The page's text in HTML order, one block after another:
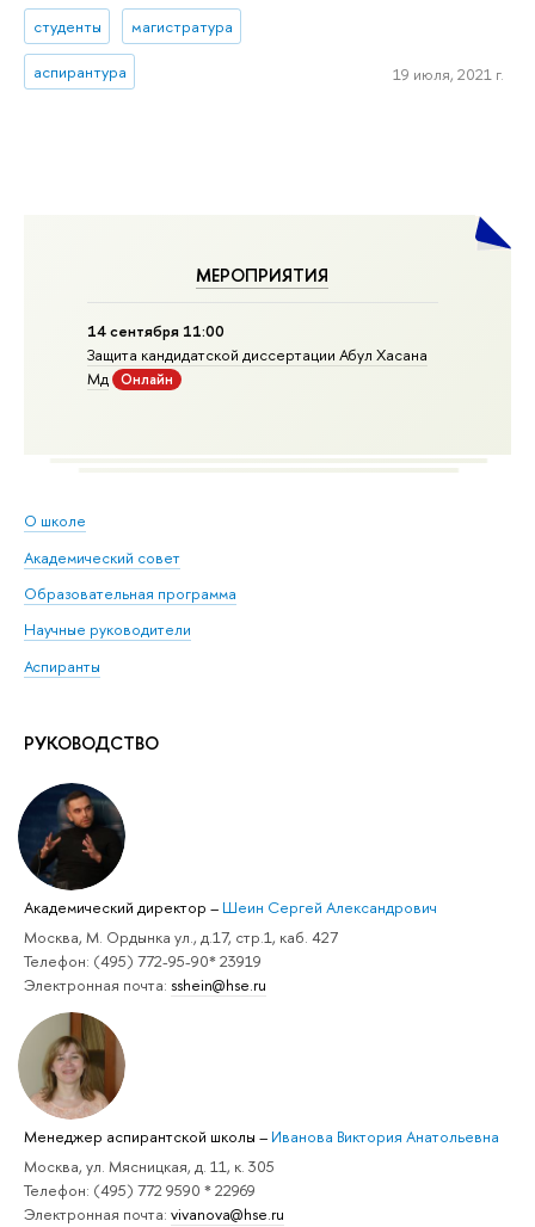
МЕРОПРИЯТИЯ
14 сентября 11:00
Защита кандидатской диссертации Абул Хасана
Мд
Онлайн
О школе
Академический совет
Образовательная программа
Научные руководители
Аспиранты
РУКОВОДСТВО
Академический директор – Шеин Сергей Александрович
Москва, М. Ордынка ул., д.17, стр.1, каб. 427
Телефон: (495) 772-95-90* 23919
Электронная почта: sshein@hse.ru
Менеджер аспирантской школы – Иванова Виктория Анатольевна
Москва, ул. Мясницкая, д. 11, к. 305
Телефон: (495) 772 9590 * 22969
Электронная почта: vivanova@hse.ru
студенты магистратура
аспирантура 19 июля, 2021 г.